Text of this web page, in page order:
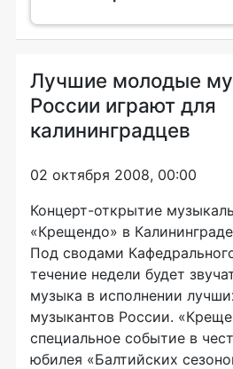
Лучшие молодые
России играют для
калининградцев
02 октября 2008, 00:00
Концерт-открытие
«Крещендо» в
Под сводами
течение недели будет
музыка в исполнении
музыкантов России.
специальное событие в
юбилея «Балтийских